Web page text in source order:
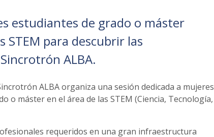
estudiantes de grado o máster
STEM para descubrir las
ALBA.
ALBA organiza una sesión dedicada a mujeres
o máster en el área de las STEM (Ciencia, Tecnología,
requeridos en una gran infraestructura